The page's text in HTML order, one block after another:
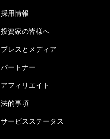
採用情報
投資家の皆様へ
プレスとメディア
パートナー
アフィリエイト
法的事項
サービスステータス